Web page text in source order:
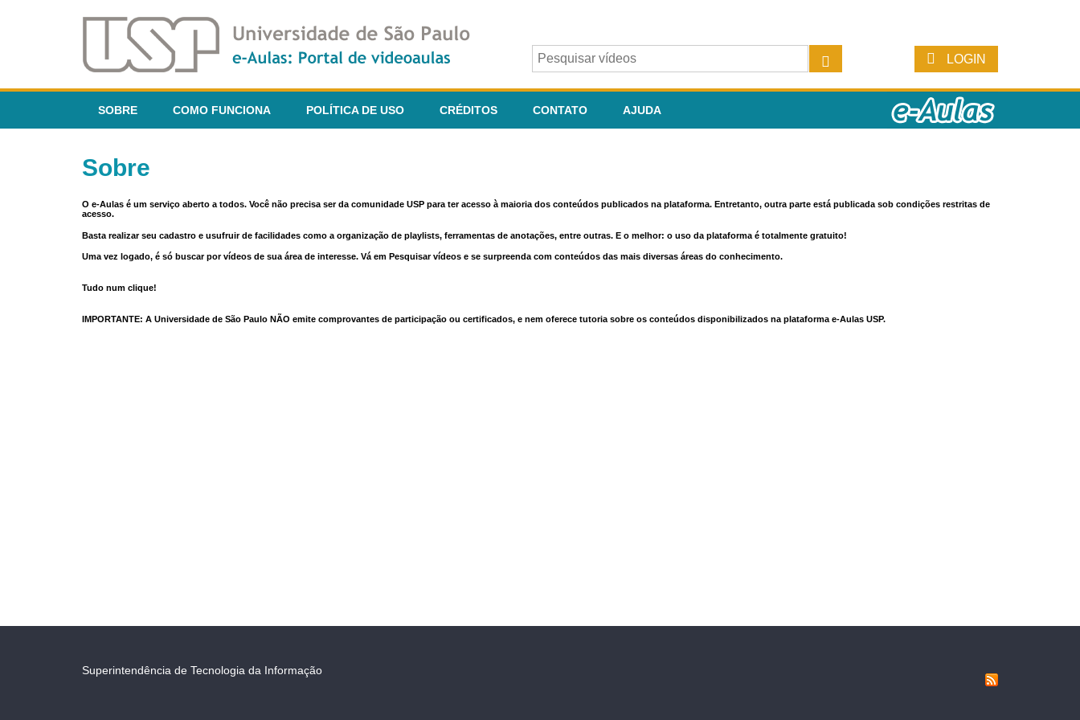
LOGIN
SOBRE COMO FUNCIONA POLÍTICA DE USO CRÉDITOS CONTATO AJUDA
Sobre
O e-Aulas é um serviço aberto a todos. Você não precisa ser da comunidade USP para ter acesso à maioria dos conteúdos publicados na plataforma. Entretanto, outra parte está publicada sob condições restritas de
acesso.
Basta realizar seu cadastro e usufruir de facilidades como a organização de playlists, ferramentas de anotações, entre outras. E o melhor: o uso da plataforma é totalmente gratuito!
Uma vez logado, é só buscar por vídeos de sua área de interesse. Vá em Pesquisar vídeos e se surpreenda com conteúdos das mais diversas áreas do conhecimento.
Tudo num clique!
IMPORTANTE: A Universidade de São Paulo NÃO emite comprovantes de participação ou certificados, e nem oferece tutoria sobre os conteúdos disponibilizados na plataforma e-Aulas USP.
Superintendência de Tecnologia da Informação